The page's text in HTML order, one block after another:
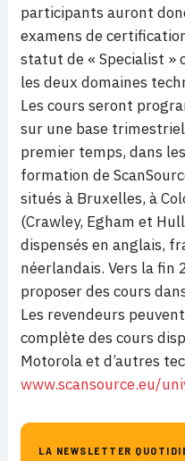
participants auront
examens de
statut de « Specialist »
les deux domaines
Les cours seront
sur une base
premier temps, dans
formation de
situés à Bruxelles, à
(Crawley, Egham et
dispensés en anglais,
néerlandais. Vers la fin
proposer des cours
Les revendeurs
complète des cours
Motorola et d’autres
www.scansource.eu/
LA NEWSLETTER